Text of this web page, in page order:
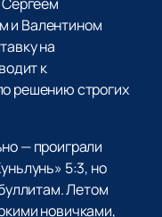
Сергеем
и Валентином
на
к
решению строгих
— проиграли
5:3, но
Летом
новичками,